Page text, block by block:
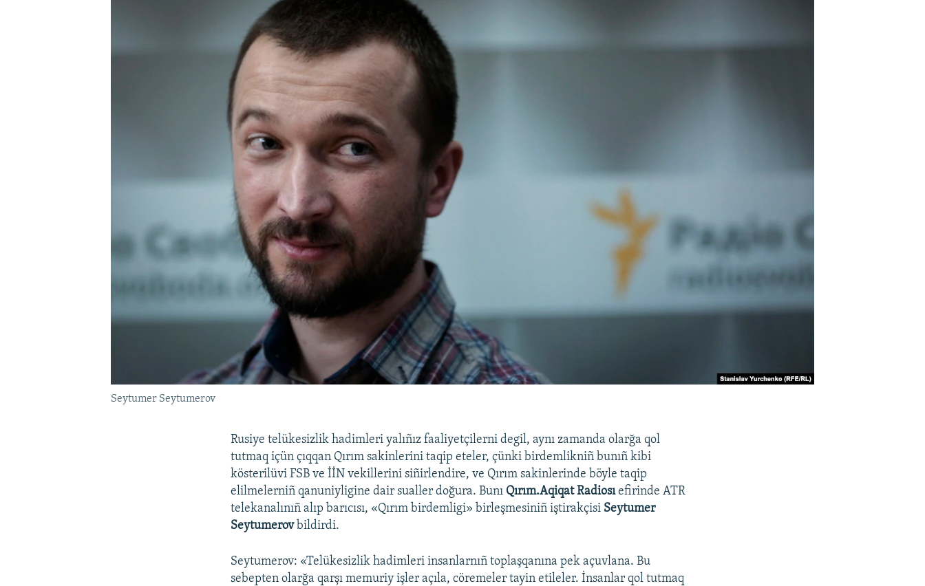
Seytumer Seytumerov
Rusiye telükesizlik hadimleri yalıñız faaliyetçilerni degil, aynı zamanda olarğa qol
tutmaq içün çıqqan Qırım sakinlerini taqip eteler, çünki birdemlikniñ bunıñ kibi
kösterilüvi FSB ve İİN vekillerini siñirlendire, ve Qırım sakinlerinde böyle taqip
elilmelerniñ qanuniyligine dair sualler doğura. Bunı Qırım.Aqiqat Radiosıefirinde ATR
telekanalınıñ alıp barıcısı, «Qırım birdemligi» birleşmesiniñ iştirakçisi Seytumer
Seytumerovbildirdi.
Seytumerov: «Telükesizlik hadimleri insanlarnıñ toplaşqanına pek açuvlana. Bu
sebepten olarğa qarşı memuriy işler açıla, cöremeler tayin etileler. İnsanlar qol tutmaq